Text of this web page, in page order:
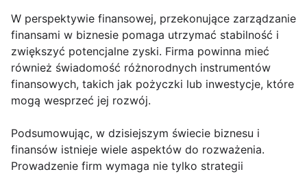
W perspektywie finansowej, przekonujące zarządzanie
finansami w biznesie pomaga utrzymać stabilność i
zwiększyć potencjalne zyski. Firma powinna mieć
również świadomość różnorodnych instrumentów
finansowych, takich jak pożyczki lub inwestycje, które
mogą wesprzeć jej rozwój.
Podsumowując, w dzisiejszym świecie biznesu i
finansów istnieje wiele aspektów do rozważenia.
Prowadzenie firm wymaga nie tylko strategii